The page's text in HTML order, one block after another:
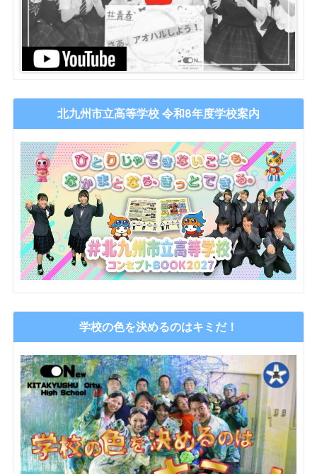
北九州市立高等学校 令和8年度学校案内
学校の色を決めるのはキミだ！